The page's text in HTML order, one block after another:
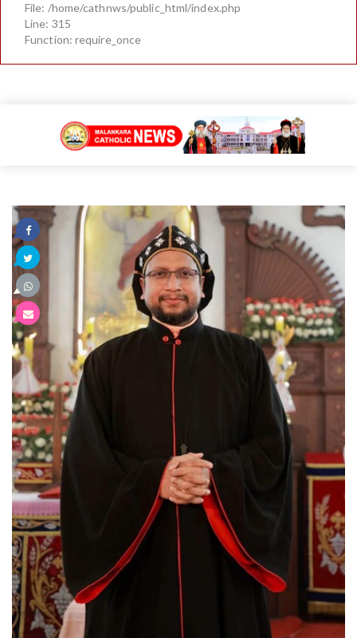
File: /home/cathnws/public_html/index.php
Line: 315
Function: require_once